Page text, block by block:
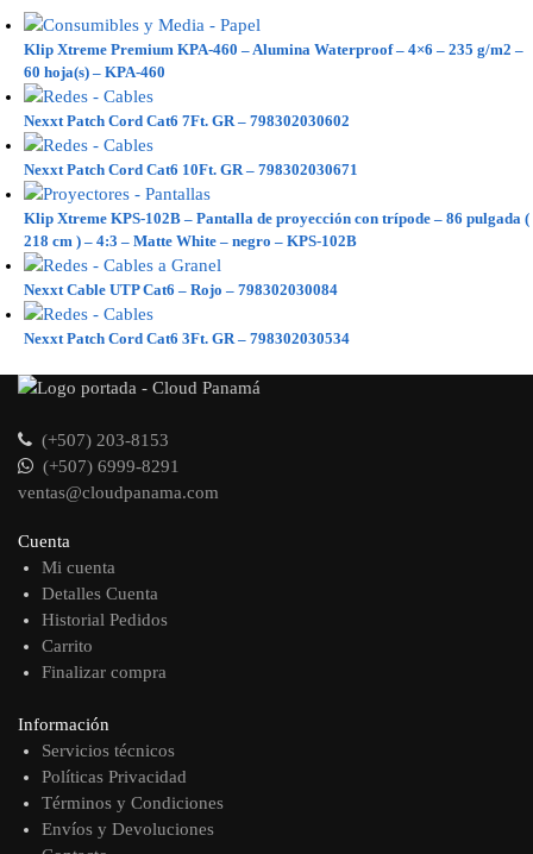
Klip Xtreme Premium KPA-460 – Alumina Waterproof – 4×6 – 235 g/m2 –
60 hoja(s) – KPA-460
Nexxt Patch Cord Cat6 7Ft. GR – 798302030602
Nexxt Patch Cord Cat6 10Ft. GR – 798302030671
Klip Xtreme KPS-102B – Pantalla de proyección con trípode – 86 pulgada (
218 cm ) – 4:3 – Matte White – negro – KPS-102B
Nexxt Cable UTP Cat6 – Rojo – 798302030084
Nexxt Patch Cord Cat6 3Ft. GR – 798302030534
(+507) 203-8153
(+507) 6999-8291
ventas@cloudpanama.com
Cuenta
Mi cuenta
Detalles Cuenta
Historial Pedidos
Carrito
Finalizar compra
Información
Servicios técnicos
Políticas Privacidad
Términos y Condiciones
Envíos y Devoluciones